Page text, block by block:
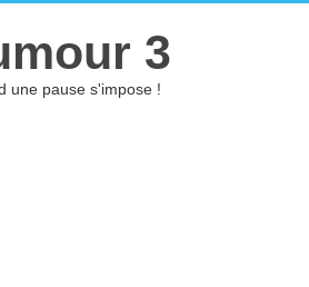
3
une pause s'impose !